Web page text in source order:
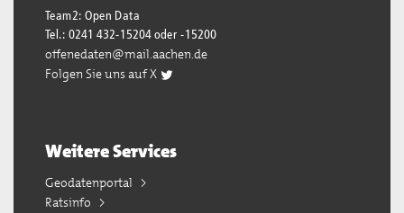
Team2: Open Data
Tel.: 0241 432-15204 oder -15200
offenedaten@mail.aachen.de
Folgen Sie uns auf X
Weitere Services
Geodatenportal
Ratsinfo